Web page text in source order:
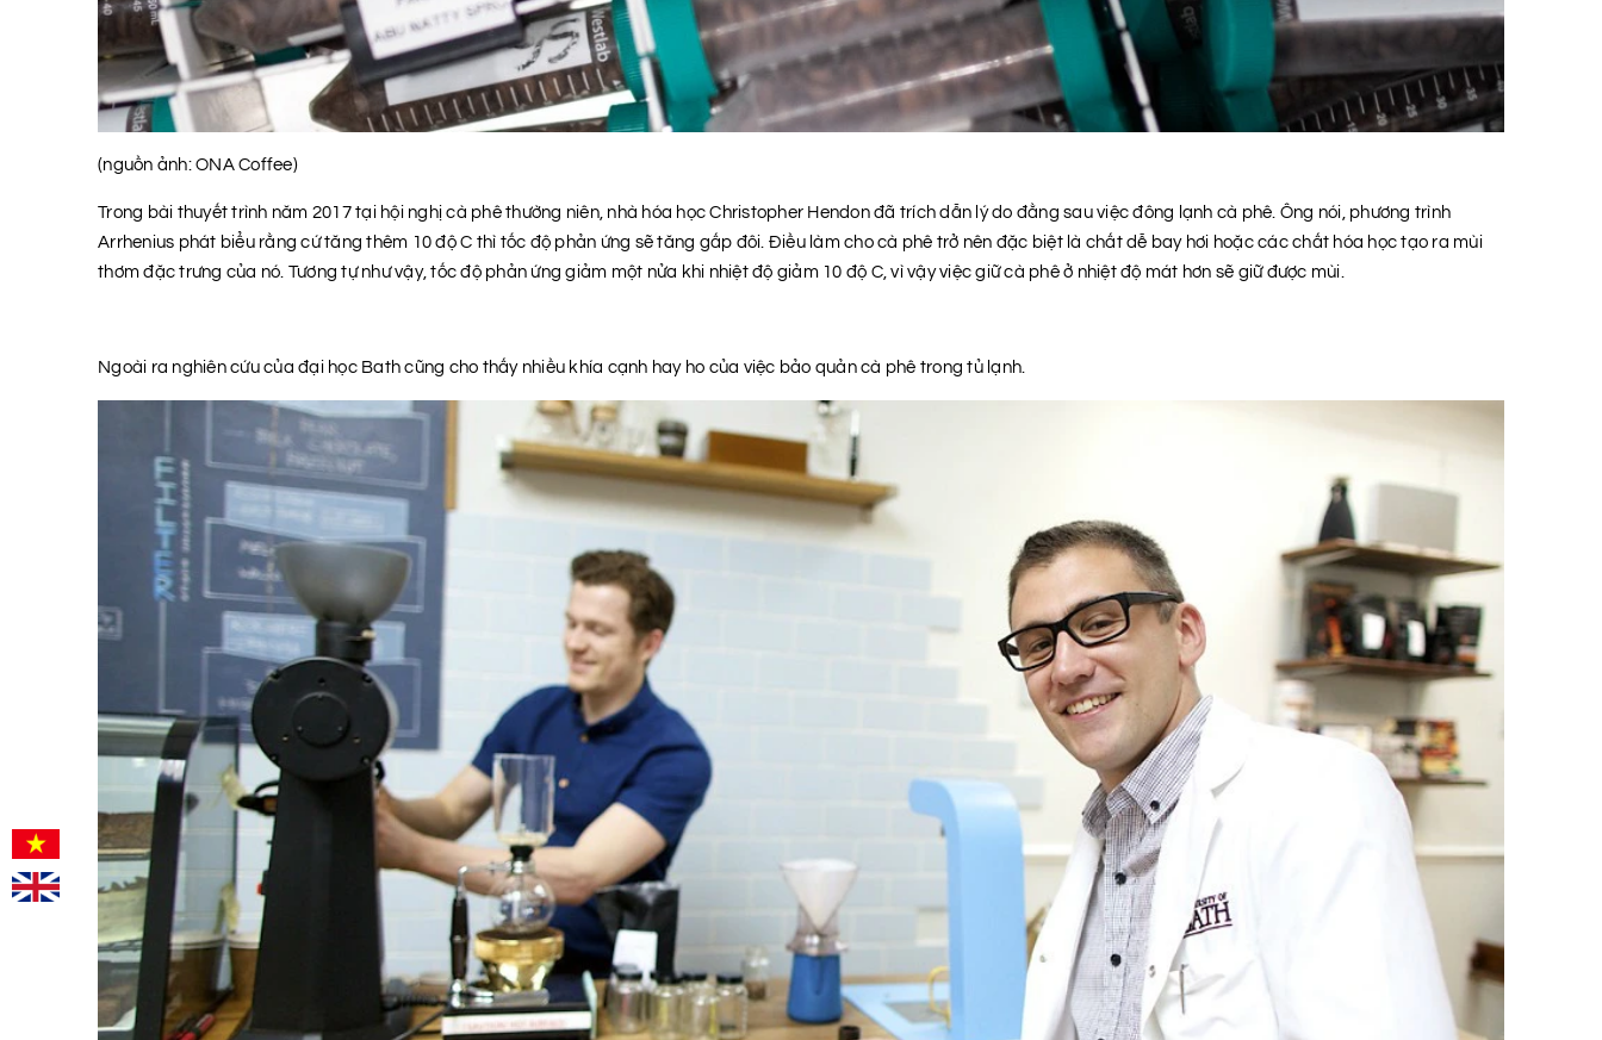
(nguồn ảnh: ONA Coffee)
Trong bài thuyết trình năm 2017 tại hội nghị cà phê thường niên, nhà hóa học Christopher Hendon đã trích dẫn lý do đằng sau việc đông lạnh cà phê. Ông nói, phương trình
Arrhenius phát biểu rằng cứ tăng thêm 10 độ C thì tốc độ phản ứng sẽ tăng gấp đôi. Điều làm cho cà phê trở nên đặc biệt là chất dễ bay hơi hoặc các chất hóa học tạo ra mùi
thơm đặc trưng của nó. Tương tự như vậy, tốc độ phản ứng giảm một nửa khi nhiệt độ giảm 10 độ C, vì vậy việc giữ cà phê ở nhiệt độ mát hơn sẽ giữ được mùi.
Ngoài ra nghiên cứu của đại học Bath cũng cho thấy nhiều khía cạnh hay ho của việc bảo quản cà phê trong tủ lạnh.